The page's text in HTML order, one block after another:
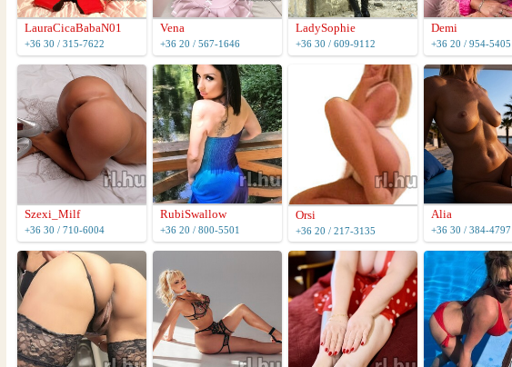
LauraCicaBabaN01
+36 30 / 315-7622
Vena
+36 20 / 567-1646
LadySophie
+36 30 / 609-9112
Demi
+36 20 / 954-5405
Szexi_Milf
+36 30 / 710-6004
RubiSwallow
+36 20 / 800-5501
Orsi
+36 20 / 217-3135
Alia
+36 30 / 384-4797